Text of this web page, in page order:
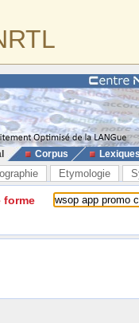
Corpus
Etymologie
forme